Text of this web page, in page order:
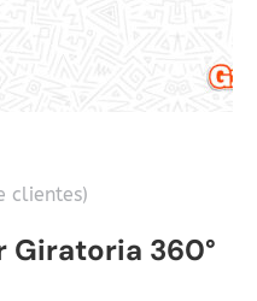
Giratoria 360°
clientes)